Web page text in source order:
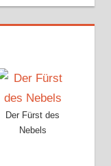
Der Fürst des
Nebels